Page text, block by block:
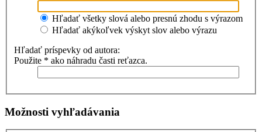
Hľadať všetky slová alebo presnú zhodu s výrazom
Hľadať akýkoľvek výskyt slov alebo výrazu
Hľadať príspevky od autora:
Použite * ako náhradu časti reťazca.
Možnosti vyhľadávania